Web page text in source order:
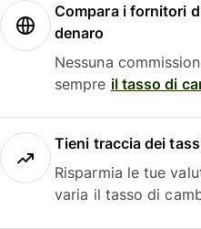
Compara i fornitori
denaro
Nessuna
sempre il tasso di
Tieni traccia dei
Risparmia le tue
varia il tasso di